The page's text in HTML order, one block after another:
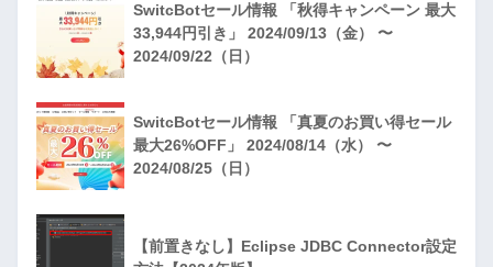
SwitcBotセール情報 「秋得キャンペーン 最大
33,944円引き」 2024/09/13（金） 〜
2024/09/22（日）
SwitcBotセール情報 「真夏のお買い得セール
最大26%OFF」 2024/08/14（水） 〜
2024/08/25（日）
【前置きなし】Eclipse JDBC Connector設定